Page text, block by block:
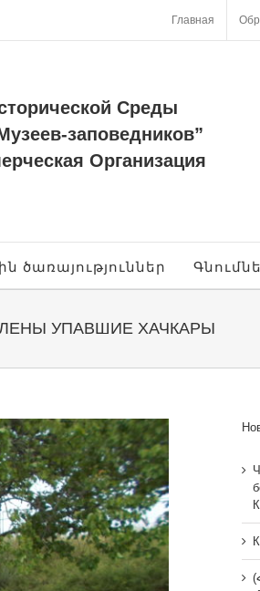
Главная
Среды
заповедников”
Организация
ծառայություններ
УПАВШИЕ ХАЧКАРЫ